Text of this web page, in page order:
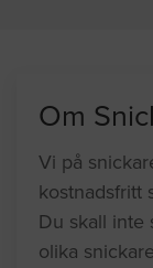
Om
Vi på
kostnadsfritt
Du skall inte
olika